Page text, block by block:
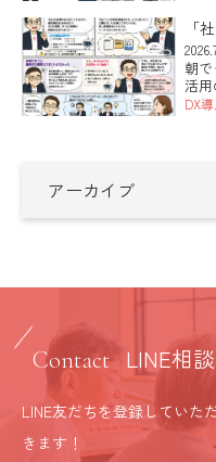
さ
給
「
回
朝
活
健
DX
Contact LINE相
LINE友だちを登録していた
きます！